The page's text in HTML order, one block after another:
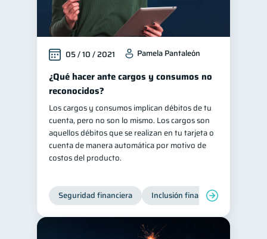
05 / 10 / 2021 Pamela Pantaleón
¿Qué hacer ante cargos y consumos no
reconocidos?
Los cargos y consumos implican débitos de tu
cuenta, pero no son lo mismo. Los cargos son
aquellos débitos que se realizan en tu tarjeta o
cuenta de manera automática por motivo de
costos del producto.
Seguridad financiera Inclusión financiera